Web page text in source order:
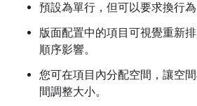
預設為單行，但可以要求換行為
版面配置中的項目可視覺重新
順序影響。
您可在項目內分配空間，讓空
間調整大小。